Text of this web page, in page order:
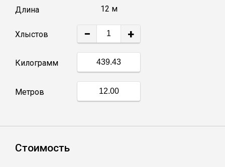
Труба профильная
Катанка
Полоса
Длина 12 м
Хлыстов − +
Килограмм
Метров
Стоимость